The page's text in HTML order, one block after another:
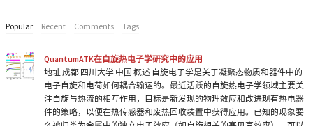
Popular Recent Comments Tags
QuantumATK在自旋热电子学研究中的应用
地址 成都 四川大学 中国 概述 自旋电子学是关于凝聚态物质和器件中的
电子自旋和电荷如何耦合输运的。最近活跃的自旋热电子学领域主要关
注自旋与热流的相互作用，目标是新发现的物理效应和改进现有热电器
件的策略，以便在热传感器和废热回收装置中获得应用。已知的现象要